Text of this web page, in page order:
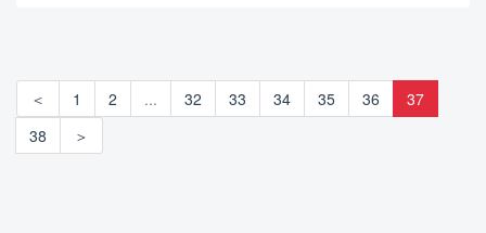
＜ 1 2 ... 32 33 34 35 36
37
38
＞